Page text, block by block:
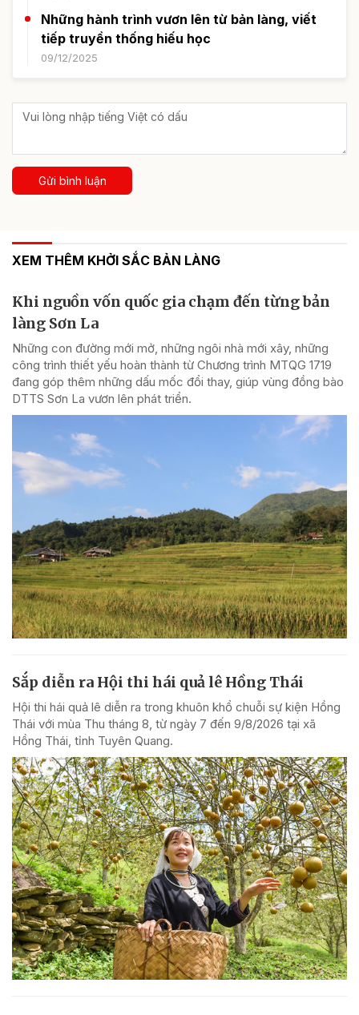
Những hành trình vươn lên từ bản làng, viết
tiếp truyền thống hiếu học
09/12/2025
Gửi bình luận
XEM THÊM KHỞI SẮC BẢN LÀNG
Khi nguồn vốn quốc gia chạm đến từng bản
làng Sơn La
Những con đường mới mở, những ngôi nhà mới xây, những
công trình thiết yếu hoàn thành từ Chương trình MTQG 1719
đang góp thêm những dấu mốc đổi thay, giúp vùng đồng bào
DTTS Sơn La vươn lên phát triển.
Sắp diễn ra Hội thi hái quả lê Hồng Thái
Hội thi hái quả lê diễn ra trong khuôn khổ chuỗi sự kiện Hồng
Thái với mùa Thu tháng 8, từ ngày 7 đến 9/8/2026 tại xã
Hồng Thái, tỉnh Tuyên Quang.